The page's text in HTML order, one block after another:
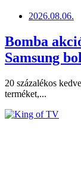
2026.08.06.
Bomba
Samsung
20 százalékos
terméket,...